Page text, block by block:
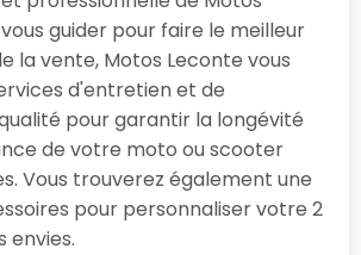
guider pour faire le meilleur
la vente, Motos Leconte vous
d'entretien et de
pour garantir la longévité
de votre moto ou scooter
Vous trouverez également une
pour personnaliser votre 2
envies.